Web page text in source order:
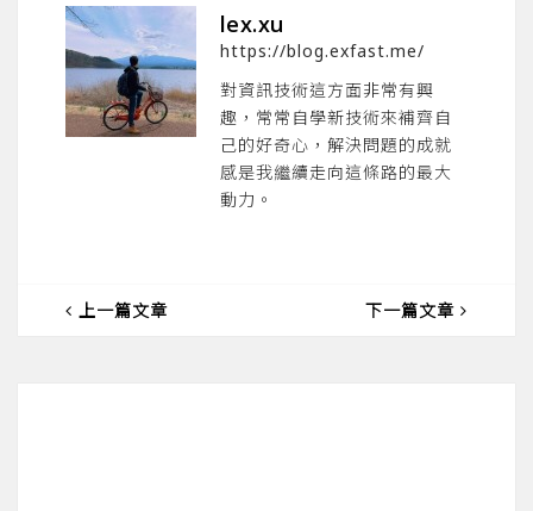
lex.xu
https://blog.exfast.me/
對資訊技術這方面非常有興
趣，常常自學新技術來補齊自
己的好奇心，解決問題的成就
感是我繼續走向這條路的最大
動力。
上一篇文章 下一篇文章